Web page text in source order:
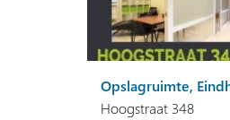
Opslagruimte,
Hoogstraat 348